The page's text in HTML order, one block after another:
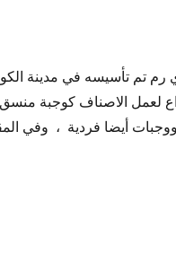
تم تأسيسه في مدينة
لعمل الاصناف كوجبة
أيضا فردية ، وفي